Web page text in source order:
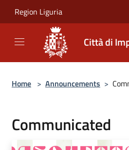
Region Liguria
Città di
Home > Announcements >
Communicated